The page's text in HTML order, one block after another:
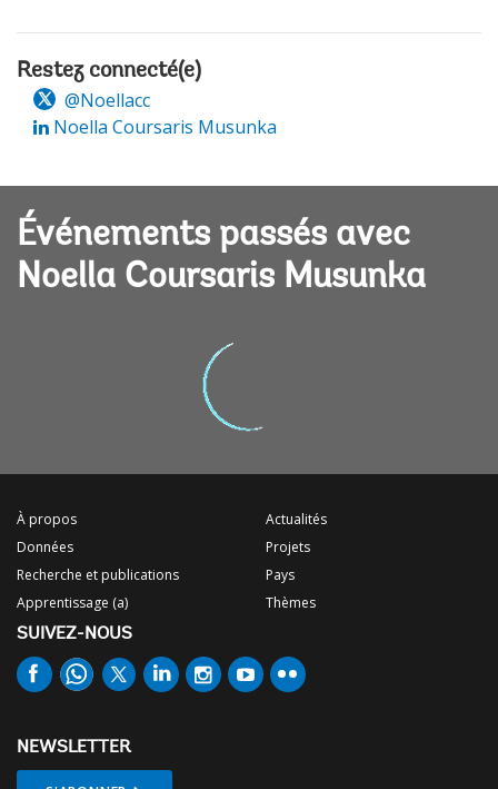
Restez connecté(e)
@Noellacc
Noella Coursaris Musunka
Événements passés avec
Noella Coursaris Musunka
À propos
Données
Recherche et publications
Apprentissage (a)
Actualités
Projets
Pays
Thèmes
SUIVEZ-NOUS
NEWSLETTER